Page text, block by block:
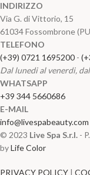
INDIRIZZO
Via G. di Vittorio, 15
61034 Fossombrone
TELEFONO
(+39) 0721 1695200 -
Dal lunedi al venerdi,
WHATSAPP
+39 344 5660686
E-MAIL
info@livespabeauty.com
© 2023 Live Spa S.r.l. -
byLife Color
PRIVACY POLICY |